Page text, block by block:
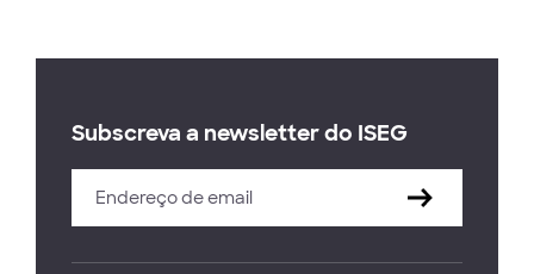
Subscreva a newsletter do ISEG